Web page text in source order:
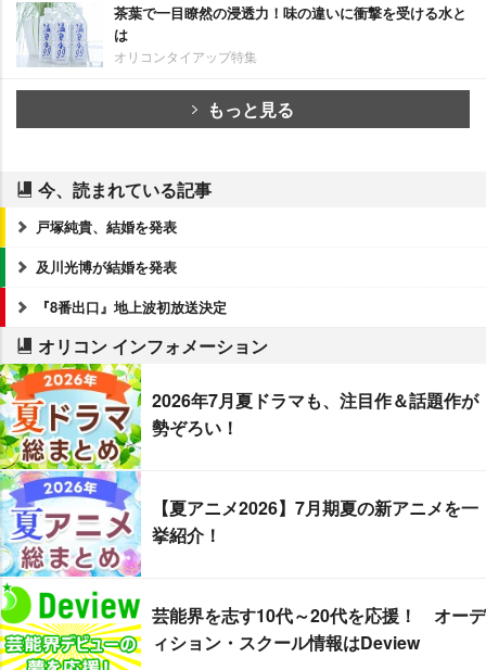
茶葉で一目瞭然の浸透力！味の違いに衝撃を受ける水と
は
オリコンタイアップ特集
もっと見る
今、読まれている記事
戸塚純貴、結婚を発表
及川光博が結婚を発表
『8番出口』地上波初放送決定
オリコン インフォメーション
2026年7月夏ドラマも、注目作＆話題作が
勢ぞろい！
【夏アニメ2026】7月期夏の新アニメを一
挙紹介！
芸能界を志す10代～20代を応援！ オーデ
ィション・スクール情報はDeview